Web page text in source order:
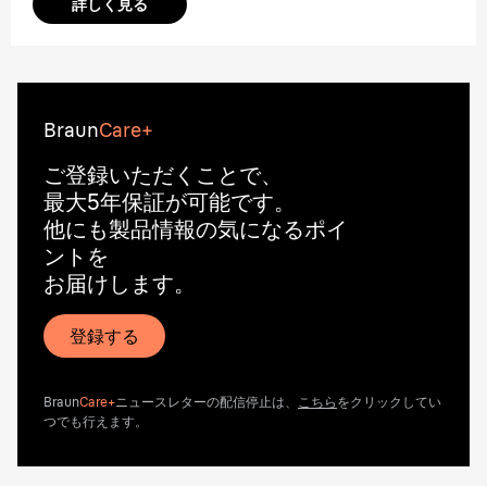
詳しく見る
BraunCare+
ご登録いただくことで、
最大5年保証が可能です。
他にも製品情報の気になるポイ
ントを
お届けします。
登録する
BraunCare+ニュースレターの配信停止は、 こちら をクリックしてい
つでも行えます。